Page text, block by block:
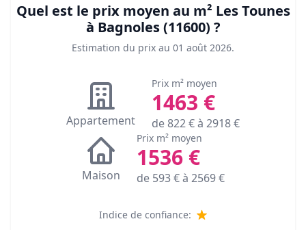
Quel est le prix moyen au m² Les Tounes
à Bagnoles (11600) ?
Estimation du prix au 01 août 2026.
Appartement
Prix m² moyen
1463 €
de822€ à 2918€
Maison
Prix m² moyen
1536€
de 593€ à 2569€
Indice de confiance: